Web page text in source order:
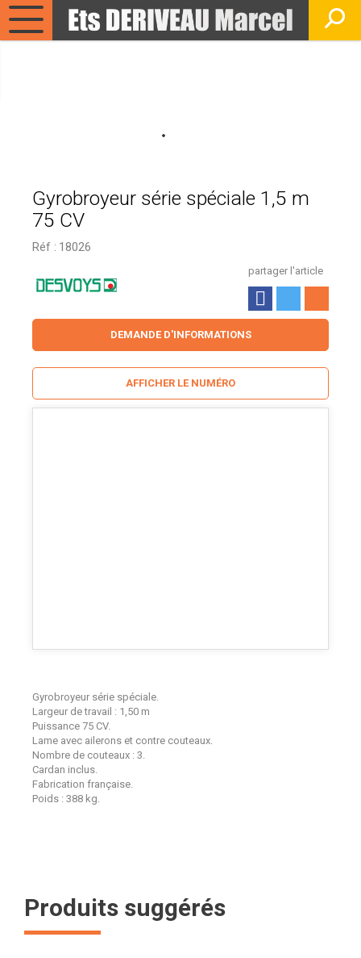
Gyrobroyeur série spéciale 1,5 m
75 CV
Réf : 18026
partager l'article
Gyrobroyeur série spéciale.
Largeur de travail : 1,50 m
Puissance 75 CV.
Lame avec ailerons et contre couteaux.
Nombre de couteaux : 3.
Cardan inclus.
Fabrication française.
Poids : 388 kg.
DEMANDE D'INFORMATIONS
AFFICHER LE NUMÉRO
Produits suggérés